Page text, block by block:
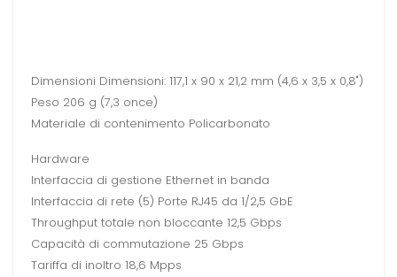
Dimensioni Dimensioni: 117,1 x 90 x 21,2 mm (4,6 x 3,5 x 0,8")
Peso 206 g (7,3 once)
Materiale di contenimento Policarbonato
Hardware
Interfaccia di gestione Ethernet in banda
Interfaccia di rete (5) Porte RJ45 da 1/2,5 GbE
Throughput totale non bloccante 12,5 Gbps
Capacità di commutazione 25 Gbps
Tariffa di inoltro 18,6 Mpps